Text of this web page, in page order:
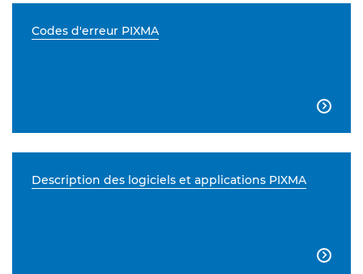
Codes d'erreur PIXMA

Description des logiciels et applications PIXMA
